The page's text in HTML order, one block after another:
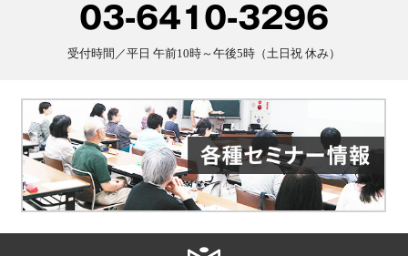
03-6410-3296
受付時間／平日 午前10時～午後5時（土日祝 休み）